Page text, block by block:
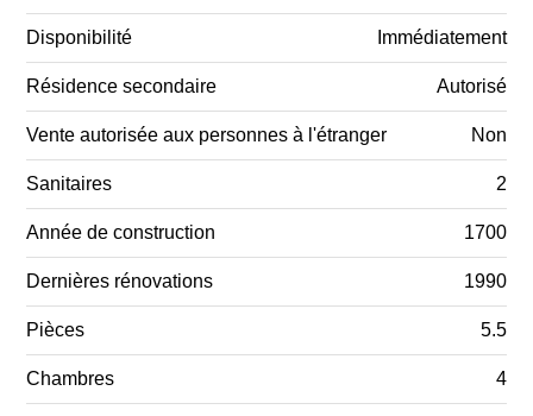
Disponibilité Immédiatement
Résidence secondaire Autorisé
Vente autorisée aux personnes à l'étranger Non
Sanitaires 2
Année de construction 1700
Dernières rénovations 1990
Pièces 5.5
Chambres 4